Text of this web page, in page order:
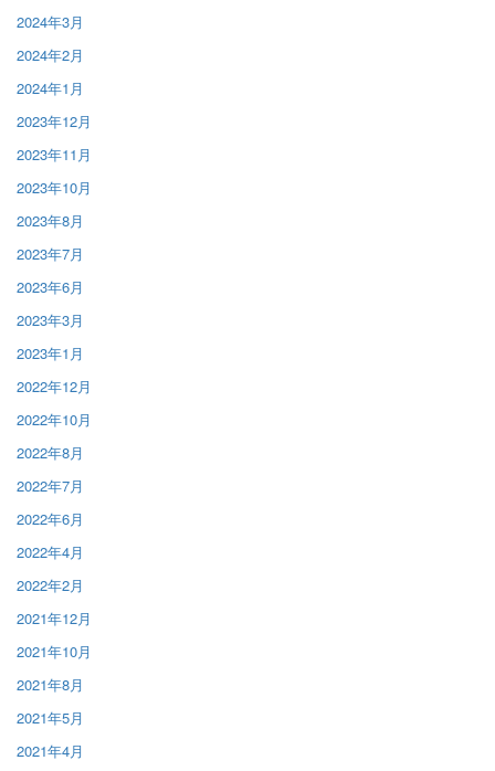
2024年3月
2024年2月
2024年1月
2023年12月
2023年11月
2023年10月
2023年8月
2023年7月
2023年6月
2023年3月
2023年1月
2022年12月
2022年10月
2022年8月
2022年7月
2022年6月
2022年4月
2022年2月
2021年12月
2021年10月
2021年8月
2021年5月
2021年4月